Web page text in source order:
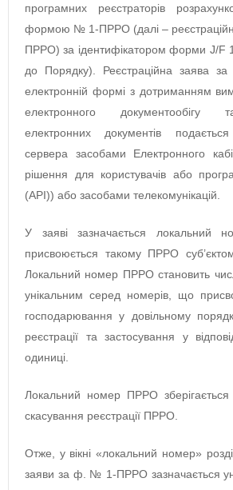
програмних реєстраторів
формою № 1-ПРРО (далі –
ПРРО) за ідентифікатором форми J/F
до Порядку). Реєстраційна
електронній формі з дотриманням
електронного документообігу
електронних документів
сервера засобами Електронного
рішення для користувачів або
(API)) або засобами телекомунікацій.
У заяві зазначається локальний
присвоюється такому ПРРО
Локальний номер ПРРО становить
унікальним серед номерів, що
господарювання у довільному
реєстрації та застосування у
одиниці.
Локальний номер ПРРО
скасування реєстрації ПРРО.
Отже, у вікні «локальний номер»
заяви за ф. № 1-ПРРО зазначається